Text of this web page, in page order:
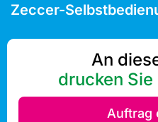
Zeccer-
An
drucken Sie
Auftrag